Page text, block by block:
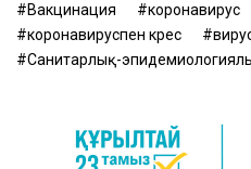
Вакцинация коронавирус
коронавируспен күрес
Санитарлық-